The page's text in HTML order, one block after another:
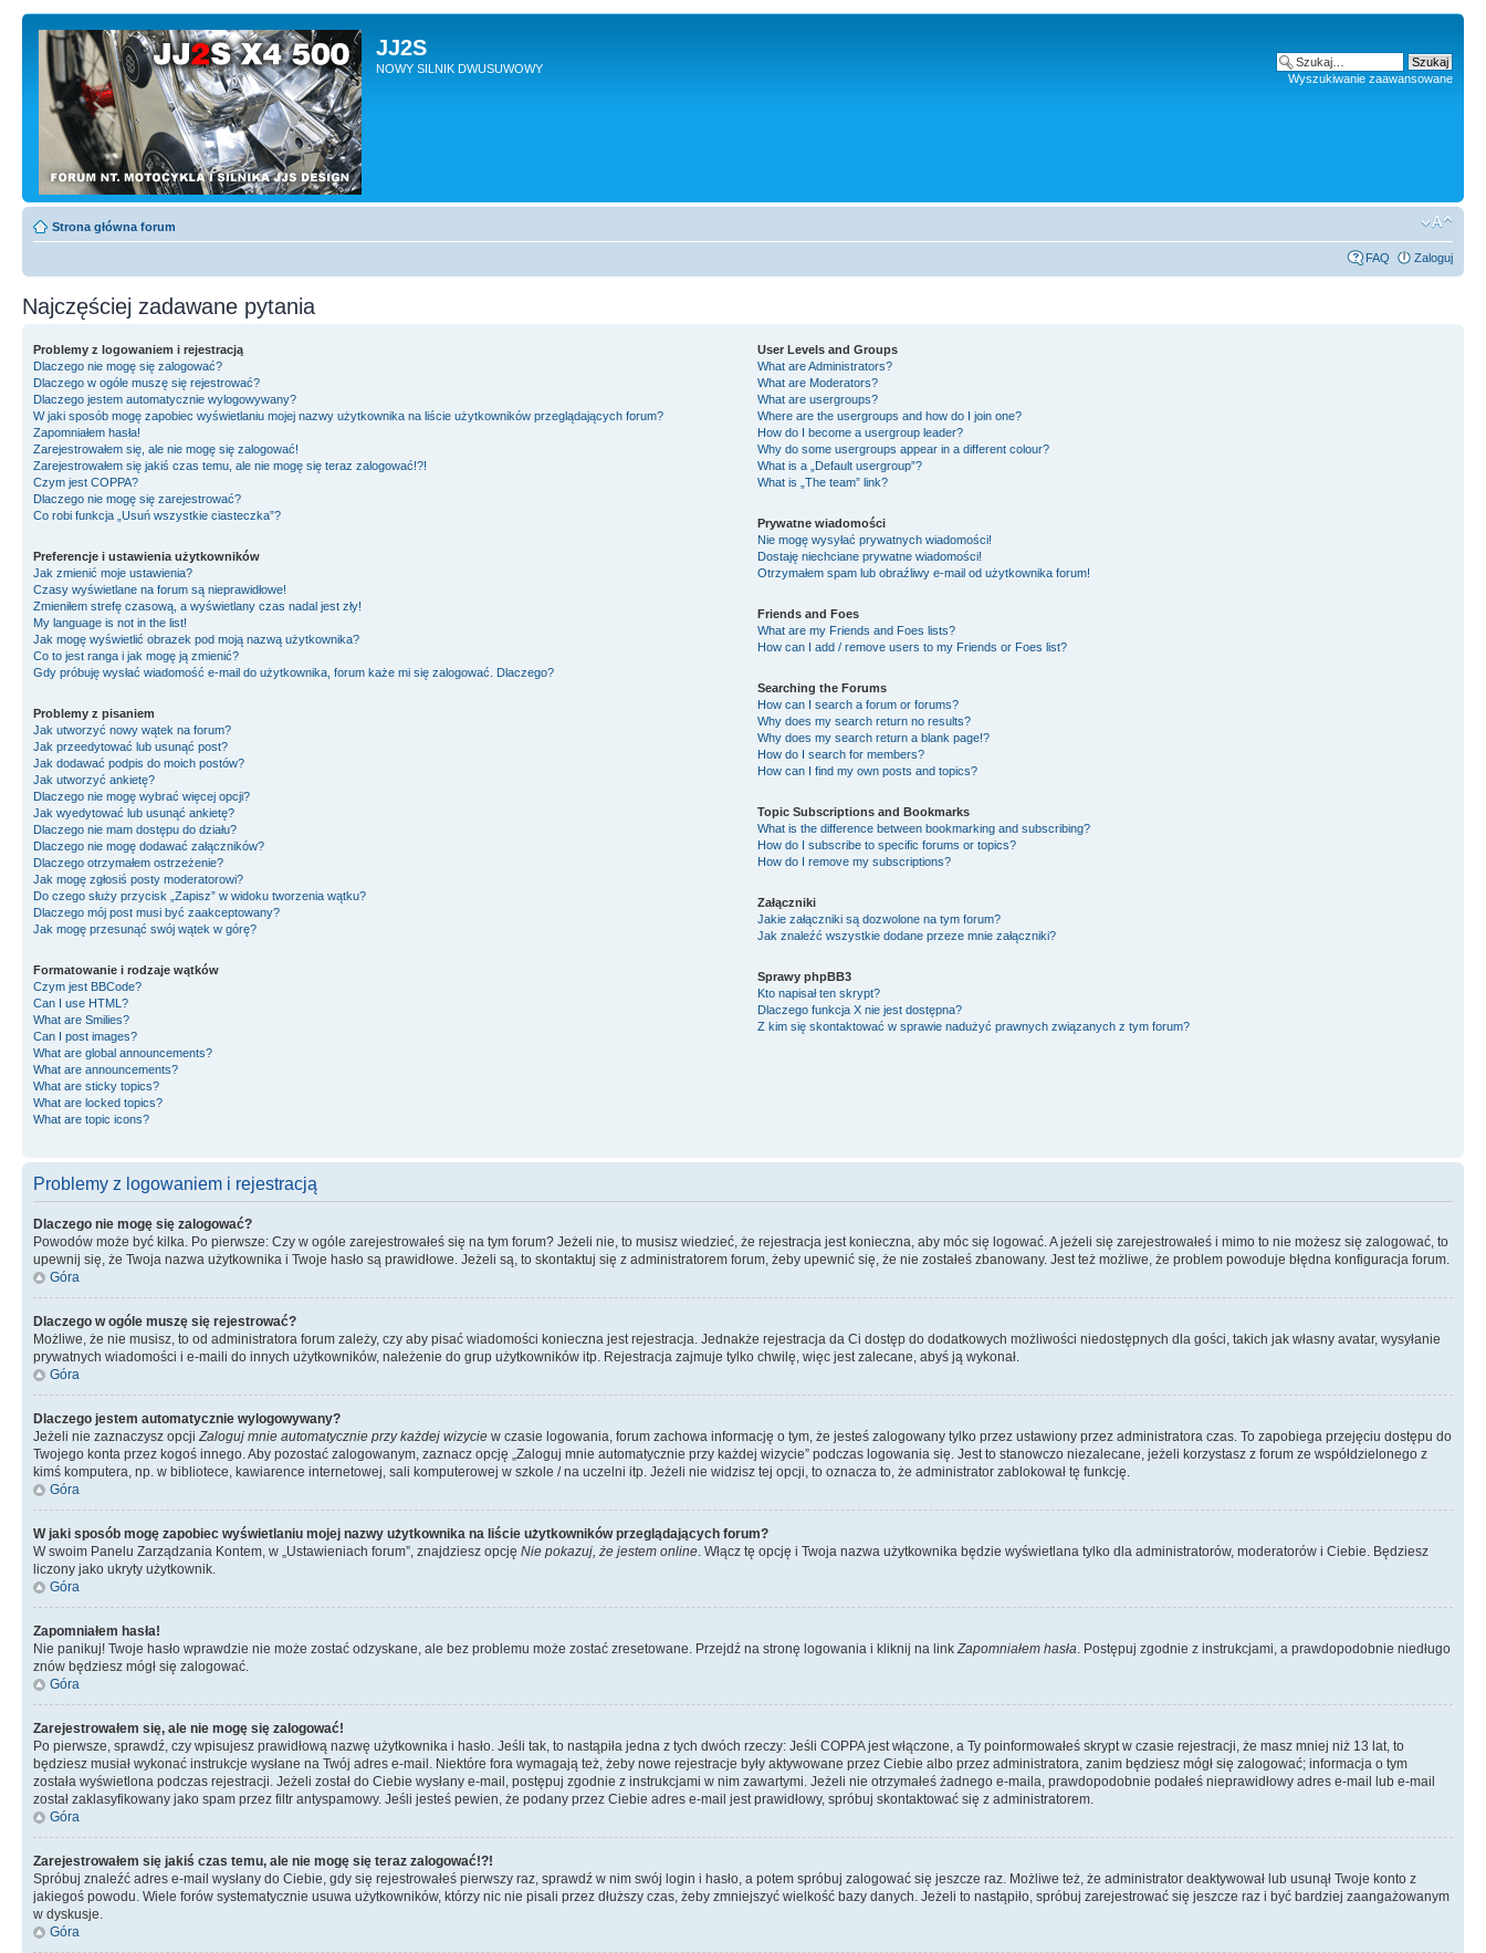
JJ2S
NOWY SILNIK DWUSUWOWY
Wyszukiwanie zaawansowane
Strona główna forum
FAQ Zaloguj
Najczęściej zadawane pytania
Problemy z logowaniem i rejestracją
Dlaczego nie mogę się zalogować?
Dlaczego w ogóle muszę się rejestrować?
Dlaczego jestem automatycznie wylogowywany?
W jaki sposób mogę zapobiec wyświetlaniu mojej nazwy użytkownika na liście użytkowników przeglądających forum?
Zapomniałem hasła!
Zarejestrowałem się, ale nie mogę się zalogować!
Zarejestrowałem się jakiś czas temu, ale nie mogę się teraz zalogować!?!
Czym jest COPPA?
Dlaczego nie mogę się zarejestrować?
Co robi funkcja „Usuń wszystkie ciasteczka”?
Preferencje i ustawienia użytkowników
Jak zmienić moje ustawienia?
Czasy wyświetlane na forum są nieprawidłowe!
Zmieniłem strefę czasową, a wyświetlany czas nadal jest zły!
My language is not in the list!
Jak mogę wyświetlić obrazek pod moją nazwą użytkownika?
Co to jest ranga i jak mogę ją zmienić?
Gdy próbuję wysłać wiadomość e-mail do użytkownika, forum każe mi się zalogować. Dlaczego?
Problemy z pisaniem
Jak utworzyć nowy wątek na forum?
Jak przeedytować lub usunąć post?
Jak dodawać podpis do moich postów?
Jak utworzyć ankietę?
Dlaczego nie mogę wybrać więcej opcji?
Jak wyedytować lub usunąć ankietę?
Dlaczego nie mam dostępu do działu?
Dlaczego nie mogę dodawać załączników?
Dlaczego otrzymałem ostrzeżenie?
Jak mogę zgłosiś posty moderatorowi?
Do czego służy przycisk „Zapisz” w widoku tworzenia wątku?
Dlaczego mój post musi być zaakceptowany?
Jak mogę przesunąć swój wątek w górę?
Formatowanie i rodzaje wątków
Czym jest BBCode?
Can I use HTML?
What are Smilies?
Can I post images?
What are global announcements?
What are announcements?
What are sticky topics?
What are locked topics?
What are topic icons?
User Levels and Groups
What are Administrators?
What are Moderators?
What are usergroups?
Where are the usergroups and how do I join one?
How do I become a usergroup leader?
Why do some usergroups appear in a different colour?
What is a „Default usergroup”?
What is „The team” link?
Prywatne wiadomości
Nie mogę wysyłać prywatnych wiadomości!
Dostaję niechciane prywatne wiadomości!
Otrzymałem spam lub obraźliwy e-mail od użytkownika forum!
Friends and Foes
What are my Friends and Foes lists?
How can I add / remove users to my Friends or Foes list?
Searching the Forums
How can I search a forum or forums?
Why does my search return no results?
Why does my search return a blank page!?
How do I search for members?
How can I find my own posts and topics?
Topic Subscriptions and Bookmarks
What is the difference between bookmarking and subscribing?
How do I subscribe to specific forums or topics?
How do I remove my subscriptions?
Załączniki
Jakie załączniki są dozwolone na tym forum?
Jak znaleźć wszystkie dodane przeze mnie załączniki?
Sprawy phpBB3
Kto napisał ten skrypt?
Dlaczego funkcja X nie jest dostępna?
Z kim się skontaktować w sprawie nadużyć prawnych związanych z tym forum?
Problemy z logowaniem i rejestracją
Dlaczego nie mogę się zalogować?
Powodów może być kilka. Po pierwsze: Czy w ogóle zarejestrowałeś się na tym forum? Jeżeli nie, to musisz wiedzieć, że rejestracja jest konieczna, aby móc się logować. A jeżeli się zarejestrowałeś i mimo to nie możesz się zalogować, to
upewnij się, że Twoja nazwa użytkownika i Twoje hasło są prawidłowe. Jeżeli są, to skontaktuj się z administratorem forum, żeby upewnić się, że nie zostałeś zbanowany. Jest też możliwe, że problem powoduje błędna konfiguracja forum.
Góra
Dlaczego w ogóle muszę się rejestrować?
Możliwe, że nie musisz, to od administratora forum zależy, czy aby pisać wiadomości konieczna jest rejestracja. Jednakże rejestracja da Ci dostęp do dodatkowych możliwości niedostępnych dla gości, takich jak własny avatar, wysyłanie
prywatnych wiadomości i e-maili do innych użytkowników, należenie do grup użytkowników itp. Rejestracja zajmuje tylko chwilę, więc jest zalecane, abyś ją wykonał.
Góra
Dlaczego jestem automatycznie wylogowywany?
Jeżeli nie zaznaczysz opcjiZaloguj mnie automatycznie przy każdej wizycie w czasie logowania, forum zachowa informację o tym, że jesteś zalogowany tylko przez ustawiony przez administratora czas. To zapobiega przejęciu dostępu do
Twojego konta przez kogoś innego. Aby pozostać zalogowanym, zaznacz opcję „Zaloguj mnie automatycznie przy każdej wizycie” podczas logowania się. Jest to stanowczo niezalecane, jeżeli korzystasz z forum ze współdzielonego z
kimś komputera, np. w bibliotece, kawiarence internetowej, sali komputerowej w szkole / na uczelni itp. Jeżeli nie widzisz tej opcji, to oznacza to, że administrator zablokował tę funkcję.
Góra
W jaki sposób mogę zapobiec wyświetlaniu mojej nazwy użytkownika na liście użytkowników przeglądających forum?
W swoim Panelu Zarządzania Kontem, w „Ustawieniach forum”, znajdziesz opcję Nie pokazuj, że jestem online. Włącz tę opcję i Twoja nazwa użytkownika będzie wyświetlana tylko dla administratorów, moderatorów i Ciebie. Będziesz
liczony jako ukryty użytkownik.
Góra
Zapomniałem hasła!
Nie panikuj! Twoje hasło wprawdzie nie może zostać odzyskane, ale bez problemu może zostać zresetowane. Przejdź na stronę logowania i kliknij na linkZapomniałem hasła. Postępuj zgodnie z instrukcjami, a prawdopodobnie niedługo
znów będziesz mógł się zalogować.
Góra
Zarejestrowałem się, ale nie mogę się zalogować!
Po pierwsze, sprawdź, czy wpisujesz prawidłową nazwę użytkownika i hasło. Jeśli tak, to nastąpiła jedna z tych dwóch rzeczy: Jeśli COPPA jest włączone, a Ty poinformowałeś skrypt w czasie rejestracji, że masz mniej niż 13 lat, to
będziesz musiał wykonać instrukcje wysłane na Twój adres e-mail. Niektóre fora wymagają też, żeby nowe rejestracje były aktywowane przez Ciebie albo przez administratora, zanim będziesz mógł się zalogować; informacja o tym
została wyświetlona podczas rejestracji. Jeżeli został do Ciebie wysłany e-mail, postępuj zgodnie z instrukcjami w nim zawartymi. Jeżeli nie otrzymałeś żadnego e-maila, prawdopodobnie podałeś nieprawidłowy adres e-mail lub e-mail
został zaklasyfikowany jako spam przez filtr antyspamowy. Jeśli jesteś pewien, że podany przez Ciebie adres e-mail jest prawidłowy, spróbuj skontaktować się z administratorem.
Góra
Zarejestrowałem się jakiś czas temu, ale nie mogę się teraz zalogować!?!
Spróbuj znaleźć adres e-mail wysłany do Ciebie, gdy się rejestrowałeś pierwszy raz, sprawdź w nim swój login i hasło, a potem spróbuj zalogować się jeszcze raz. Możliwe też, że administrator deaktywował lub usunął Twoje konto z
jakiegoś powodu. Wiele forów systematycznie usuwa użytkowników, którzy nic nie pisali przez dłuższy czas, żeby zmniejszyć wielkość bazy danych. Jeżeli to nastąpiło, spróbuj zarejestrować się jeszcze raz i być bardziej zaangażowanym
w dyskusje.
Góra